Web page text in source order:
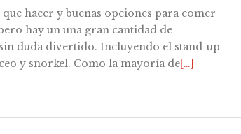
hacer y buenas opciones para comer
hay un una gran cantidad de
duda divertido. Incluyendo el stand-up
y snorkel. Como la mayoría de[…]